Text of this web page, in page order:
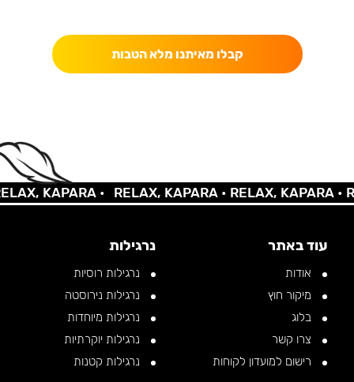
קבלו מאיתנו מלא הטבות
KAPARA • RELAX, KAPARA •RELAX, KAPARA •
עוד באתר
אודות
מיקור חוץ
בלוג
צרו קשר
רישום למועדון לקוחות
נרגילות
נרגילות רוסיות
נרגילות נירוסטה
נרגילות מיוחדות
נרגילות יוקרתיות
נרגילות קטנות